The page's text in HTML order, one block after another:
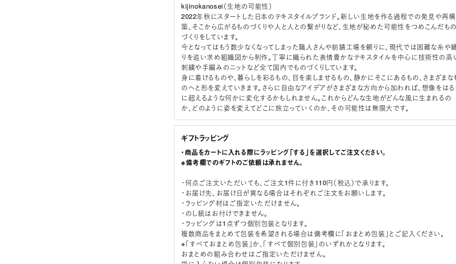
kijinokanosei（生地の可能性）
2022年秋にスタートした日本のテキスタイルブランド。新しい生地を作る過程での発見や再構
築、そこから広がるものづくりや人と人との繋がりなど、生地が秘めた可能性をつめこんだも
づくりをしています。
今となってはもう数少なくなってしまった職人さんや紡績工場を頼りに、現代では困難な糸や
りを追い求め組織図から制作。丁寧に織られた表情豊かなテキスタイルを中心に技術性の高
刺繍や手編みのニットなど全て国内でものづくりしています。
身に着けるものや、暮らしを彩るもの、目を楽しませるもの、静かにそこにあるもの、さまざまな
のへと形を変えていきます。さらに自由なアイデアがさまざまな方向から加われば、想像をは
に超えるような何かに変化するかもしれません。これからどんな生地がどんな風に生まれるの
か、どのように姿を変えてどこに旅立っていくのか、その可能性は無限大です。
ギフトラッピング
・商品をカートに入れる際にラッピング「する」を選択してご注文ください。
※備考欄でのギフトのご依頼は承れません。
・何点ご注文いただいても、ご注文1件に付き110円（税込）で承ります。
・お届け先、お届け日が異なる場合はそれぞれご注文をお願いします。
・ラッピング材はご指定いただけません。
・のし紙はお付けできません。
・ラッピングは1点ずつ個別包装となります。
複数商品をまとめて包装を希望される場合は備考欄に「おまとめ包装」とご記入ください。
※「すべておまとめ包装」か、「すべて個別包装」のいずれかとなります。
おまとめの組み合わせはご指定いただけません。